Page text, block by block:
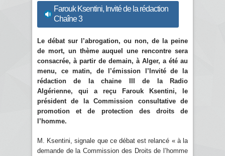
Farouk Ksentini, Invité de la rédaction
Chaîne 3
Le débat sur l’abrogation, ou non, de la peine
de mort, un thème auquel une rencontre sera
consacrée, à partir de demain, à Alger, a été au
menu, ce matin, de l’émission l’Invité de la
rédaction de la chaine III de la Radio
Algérienne, qui a reçu Farouk Ksentini, le
président de la Commission consultative de
promotion et de protection des droits de
l’homme.
M. Ksentini, signale que ce débat est relancé « à la
demande de la Commission des Droits de l’homme